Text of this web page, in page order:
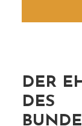
DER
DES